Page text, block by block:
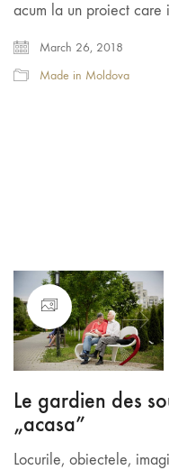
acum la un proiect
March 26, 2018
Made in Moldova
Le gardien des
„acasa”
Locurile, obiectele,